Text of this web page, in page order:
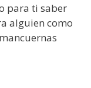
para ti saber
alguien como